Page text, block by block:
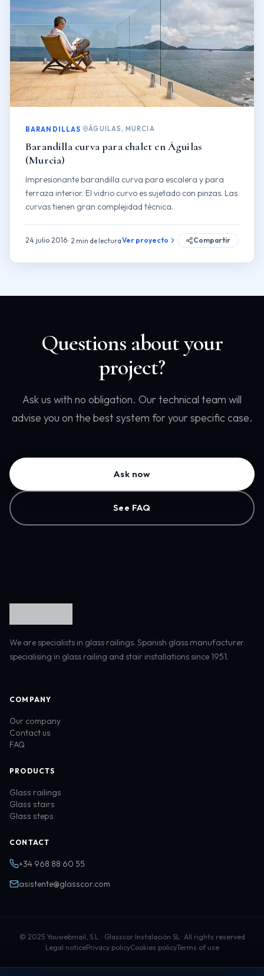
BARANDILLAS ÁGUILAS, MURCIA
Barandilla curva para chalet en Águilas
(Murcia)
Impresionante barandilla curva para escalera y para
terraza interior. El vidrio curvo es sujetado con pinzas. Las
curvas tienen gran complejidad técnica.
24 julio 2016 2 min de lecturaVer proyecto Compartir
Questions about your
project?
Ask us with no obligation. Our technical team will
advise you on the best system for your specific case.
Ask now
See FAQ
We are specialists in glass railings. Spanish glass manufacturer
specialising in glass railing and stair installations since 1951.
COMPANY
Our company
Contact us
FAQ
PRODUCTS
Glass railings
Glass stairs
Glass steps
CONTACT
+34 968 88 60 55
asistente@glasscor.com
© 2025 Youwebmail, S.L. · Glasscor Instalación SL · All rights reserved
Legal noticePrivacy policyCookies policyTerms of use